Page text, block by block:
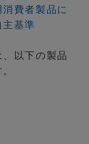
費者製品に
基準
以下の製品